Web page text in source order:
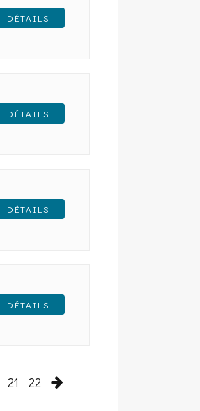
DÉTAILS
DÉTAILS
DÉTAILS
DÉTAILS
21 22